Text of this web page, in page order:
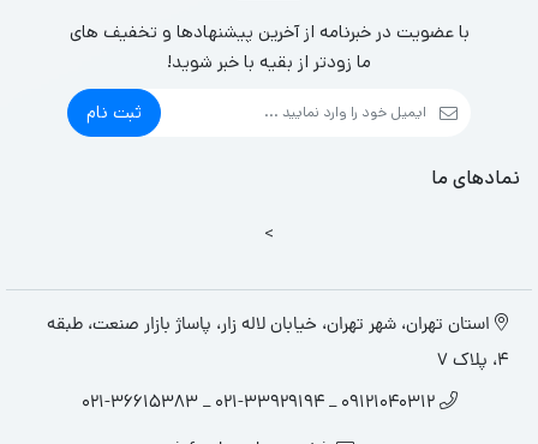
با عضویت در خبرنامه از آخرین پیشنهادها و تخفیف های
ما زودتر از بقیه با خبر شوید!
ثبت نام
نمادهای ما
>
استان تهران، شهر تهران، خیابان لاله زار، پاساژ بازار صنعت، طبقه
4، پلاک 7
09121040312 _ 021-33929194 _ 021-36615383